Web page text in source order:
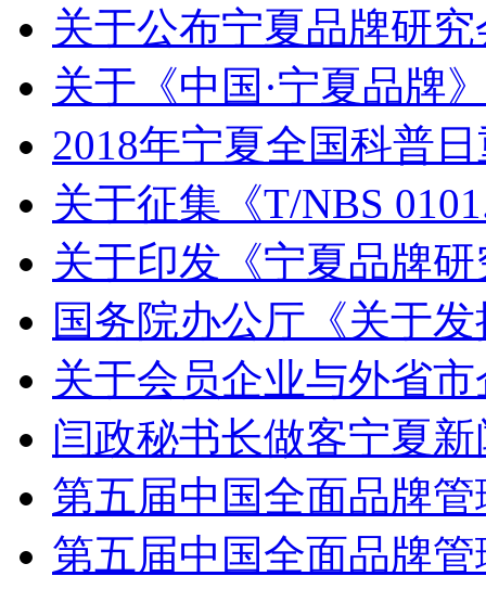
关于公布宁夏品牌研究
关于《中国·宁夏品牌
2018年宁夏全国科普
关于征集《T/NBS
关于印发《宁夏品牌研
国务院办公厅《关于发
关于会员企业与外省市
闫政秘书长做客宁夏新
第五届中国全面品牌管
第五届中国全面品牌管